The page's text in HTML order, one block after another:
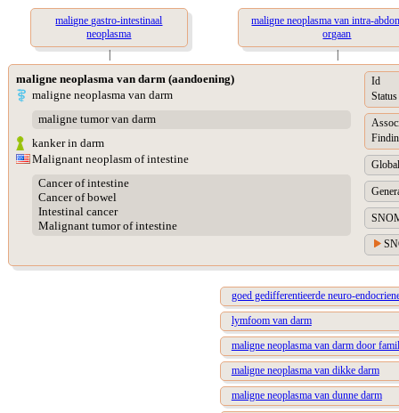
maligne gastro-intestinaal
neoplasma
maligne neoplasma van intra-
orgaan
|
|
maligne neoplasma van darm (aandoening)
maligne neoplasma van darm
maligne tumor van darm
kanker in darm
Malignant neoplasm of intestine
Cancer of intestine
Cancer of bowel
Intestinal cancer
Malignant tumor of intestine
Id
Status
goed gedifferentieerde neuro-
lymfoom van darm
maligne neoplasma van darm door
maligne neoplasma van dikke darm
maligne neoplasma van dunne darm